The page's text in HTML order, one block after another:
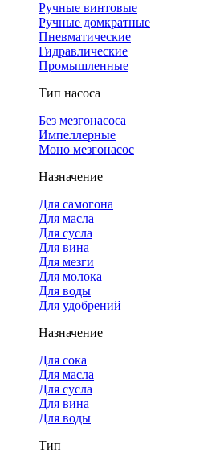
Ручные винтовые
Ручные домкратные
Пневматические
Гидравлические
Промышленные
Тип насоса
Без мезгонасоса
Импеллерные
Моно мезгонасос
Назначение
Для самогона
Для масла
Для сусла
Для вина
Для мезги
Для молока
Для воды
Для удобрений
Назначение
Для сока
Для масла
Для сусла
Для вина
Для воды
Тип